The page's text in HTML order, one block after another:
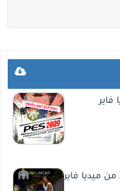
ميديا فاير